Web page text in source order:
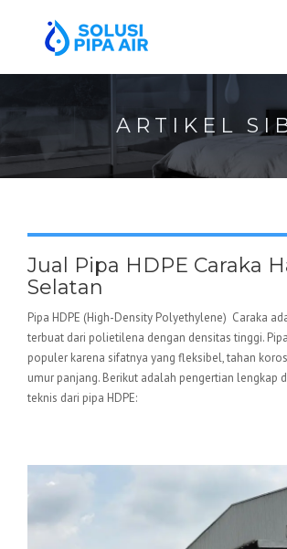
ARTIKEL
Jual Pipa HDPE Caraka
Selatan
Pipa HDPE (High-Density Polyethylene) Caraka
terbuat dari polietilena dengan densitas tinggi.
populer karena sifatnya yang fleksibel, tahan
umur panjang. Berikut adalah pengertian lengkap
teknis dari pipa HDPE: